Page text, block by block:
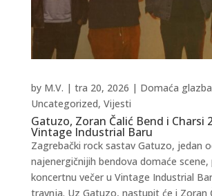
Gatuzo, Zoran Čalić Bend i Charsi
Vintage Industrial Baru
by M.V. | tra 20, 2026 | Domaća glazba
Uncategorized, Vijesti
Zagrebački rock sastav Gatuzo, jedan
najenergičnijih bendova domaće scene,
koncertnu večer u Vintage Industrial
travnja. Uz Gatuzo, nastupit će i Zoran